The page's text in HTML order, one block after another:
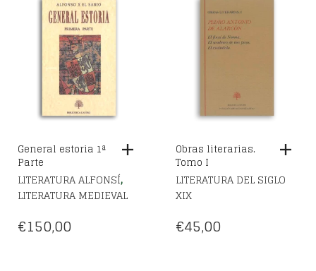
General estoria 1ª
Parte
LITERATURA ALFONSÍ,
LITERATURA MEDIEVAL
€150,00
Obras literarias.
Tomo I
LITERATURA DEL SIGLO
XIX
€45,00